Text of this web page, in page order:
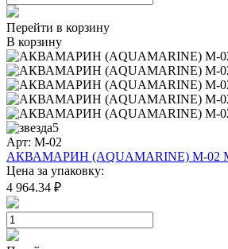
Перейти в корзину
В корзину
5
Арт: M-02
АКВАМАРИН (AQUAMARINE) M-02
Цена за упаковку:
4 964.34 ₽